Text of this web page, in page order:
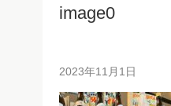
image0
2023年11月1日